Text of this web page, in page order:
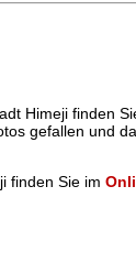
Himeji finden
gefallen und
finden Sie im